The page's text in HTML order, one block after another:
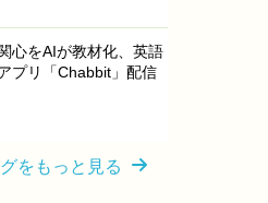
心をAIが教材化、英語
プリ「Chabbit」配信
をもっと見る